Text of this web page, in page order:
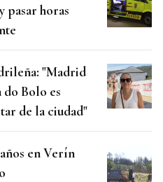
pasar horas
"Madrid
do Bolo es
de la ciudad"
en Verín